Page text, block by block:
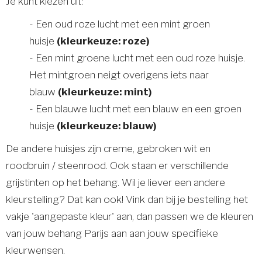
- Een oud roze lucht met een mint groen
huisje (kleurkeuze: roze)
- Een mint groene lucht met een oud roze huisje.
Het mintgroen neigt overigens iets naar
blauw (kleurkeuze: mint)
- Een blauwe lucht met een blauw en een groen
huisje (kleurkeuze: blauw)
De andere huisjes zijn creme, gebroken wit en
roodbruin / steenrood. Ook staan er verschillende
grijstinten op het behang. Wil je liever een andere
kleurstelling? Dat kan ook! Vink dan bij je bestelling het
vakje 'aangepaste kleur' aan, dan passen we de kleuren
van jouw behang Parijs aan aan jouw specifieke
kleurwensen.